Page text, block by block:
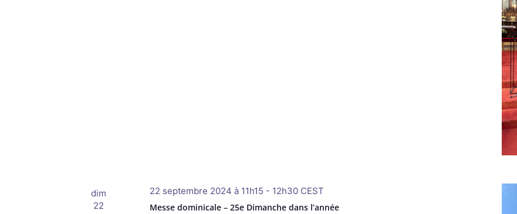
dim
22
Messe dominicale – 25e Dimanche dans l’année
22 septembre 2024 à 11h15 - 12h30 CEST